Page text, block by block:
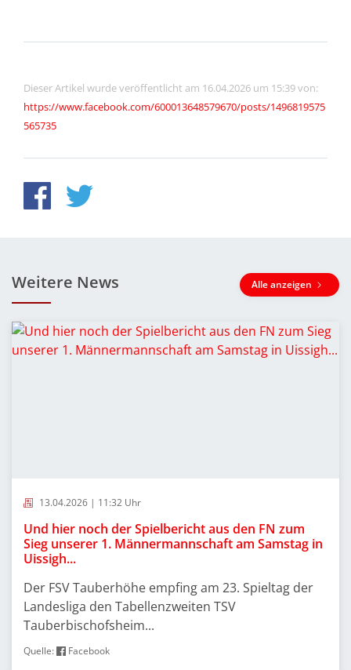
Dieser Artikel wurde veröffentlicht am 16.04.2026 um 15:39 von:
https://www.facebook.com/600013648579670/posts/1496819575
565735
Weitere News Alle anzeigen
13.04.2026 | 11:32 Uhr
Und hier noch der Spielbericht aus den FN zum
Sieg unserer 1. Männermannschaft am Samstag in
Uissigh...
Der FSV Tauberhöhe empfing am 23. Spieltag der
Landesliga den Tabellenzweiten TSV
Tauberbischofsheim...
Quelle: Facebook